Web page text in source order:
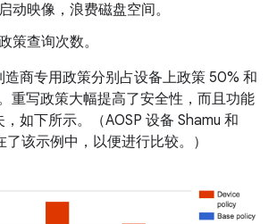
动映像，浪费磁盘空间。
策查询次数。
造商专用政策分别占设备上政策 50% 和
重写政策大幅提高了安全性，而且功能
如下所示。（AOSP 设备 Shamu 和
该示例中，以便进行比较。）